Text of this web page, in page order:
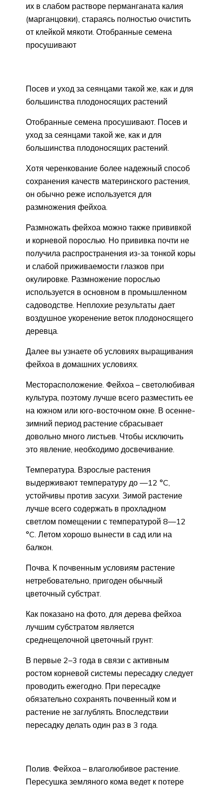
их в слабом растворе перманганата калия
(марганцовки), стараясь полностью очистить
от клейкой мякоти. Отобранные семена
просушивают
Посев и уход за сеянцами такой же, как и для
большинства плодоносящих растений
Отобранные семена просушивают. Посев и
уход за сеянцами такой же, как и для
большинства плодоносящих растений.
Хотя черенкование более надежный способ
сохранения качеств материнского растения,
он обычно реже используется для
размножения фейхоа.
Размножать фейхоа можно также прививкой
и корневой порослью. Но прививка почти не
получила распространения из-за тонкой коры
и слабой приживаемости глазков при
окулировке. Размножение порослью
используется в основном в промышленном
садоводстве. Неплохие результаты дает
воздушное укоренение веток плодоносящего
деревца.
Далее вы узнаете об условиях выращивания
фейхоа в домашних условиях.
Месторасположение. Фейхоа – светолюбивая
культура, поэтому лучше всего разместить ее
на южном или юго-восточном окне. В осенне-
зимний период растение сбрасывает
довольно много листьев. Чтобы исключить
это явление, необходимо досвечивание.
Температура. Взрослые растения
выдерживают температуру до —12 °C,
устойчивы против засухи. Зимой растение
лучше всего содержать в прохладном
светлом помещении с температурой 8—12
°C. Летом хорошо вынести в сад или на
балкон.
Почва. К почвенным условиям растение
нетребовательно, пригоден обычный
цветочный субстрат.
Как показано на фото, для дерева фейхоа
лучшим субстратом является
среднещелочной цветочный грунт:
В первые 2–3 года в связи с активным
ростом корневой системы пересадку следует
проводить ежегодно. При пересадке
обязательно сохранять почвенный ком и
растение не заглублять. Впоследствии
пересадку делать один раз в 3 года.
Полив. Фейхоа – влаголюбивое растение.
Пересушка земляного кома ведет к потере